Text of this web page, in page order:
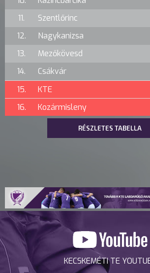
11.
Szentlőrinc
12.
Nagykanizsa
13.
Mezőkövesd
14.
Csákvár
15.
KTE
16.
Kozármisleny
RÉSZLETES TABELLA
KECSKEMÉTI TE